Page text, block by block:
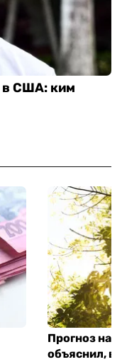
Прогноз на
объяснил,